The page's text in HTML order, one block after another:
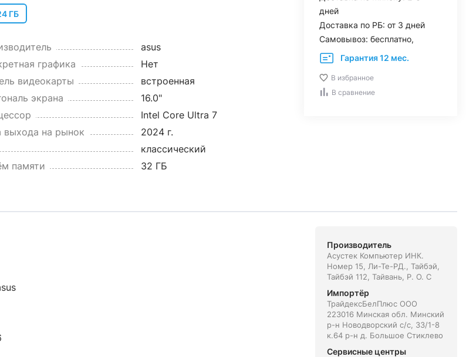
ГБ
asus
графика
Нет
видеокарты
встроенная
экрана
16.0"
Intel Core Ultra 7
выхода на рынок
2024 г.
классический
памяти
32 ГБ
дней
Доставка по РБ: от 3 дней
Самовывоз: бесплатно,
Гарантия 12 мес.
В избранное
В сравнение
Производитель
Асустек Компьютер ИНК.
Номер 15, Ли-Те-РД., Тайбэй,
Тайбэй 112, Тайвань, Р. О. С
Импортёр
ТрайдексБелПлюс ООО
223016 Минская обл. Минский
р-н Новодворский с/с, 33/1-8
к.64 р-н д. Большое Стиклево
Сервисные центры